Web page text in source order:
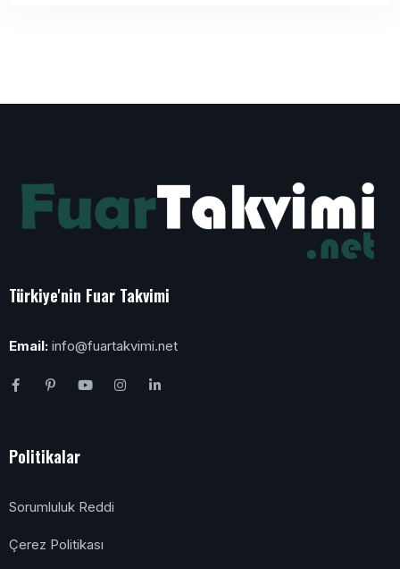
Türkiye'nin Fuar Takvimi
Email: info@fuartakvimi.net
Politikalar
Sorumluluk Reddi
Çerez Politikası